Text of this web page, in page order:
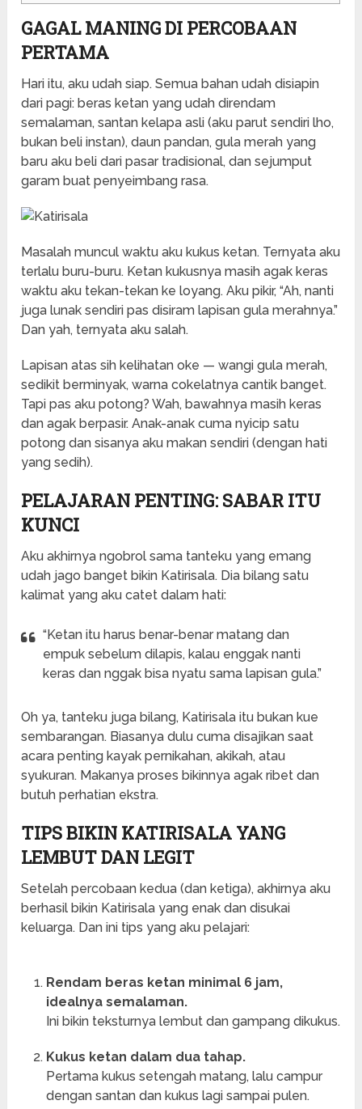
GAGAL MANING DI PERCOBAAN
PERTAMA
Hari itu, aku udah siap. Semua bahan udah disiapin
dari pagi: beras ketan yang udah direndam
semalaman, santan kelapa asli (aku parut sendiri lho,
bukan beli instan), daun pandan, gula merah yang
baru aku beli dari pasar tradisional, dan sejumput
garam buat penyeimbang rasa.
Masalah muncul waktu aku kukus ketan. Ternyata aku
terlalu buru-buru. Ketan kukusnya masih agak keras
waktu aku tekan-tekan ke loyang. Aku pikir, “Ah, nanti
juga lunak sendiri pas disiram lapisan gula merahnya.”
Dan yah, ternyata aku salah.
Lapisan atas sih kelihatan oke — wangi gula merah,
sedikit berminyak, warna cokelatnya cantik banget.
Tapi pas aku potong? Wah, bawahnya masih keras
dan agak berpasir. Anak-anak cuma nyicip satu
potong dan sisanya aku makan sendiri (dengan hati
yang sedih).
PELAJARAN PENTING: SABAR ITU
KUNCI
Aku akhirnya ngobrol sama tanteku yang emang
udah jago banget bikin Katirisala. Dia bilang satu
kalimat yang aku catet dalam hati:
“Ketan itu harus benar-benar matang dan
empuk sebelum dilapis, kalau enggak nanti
keras dan nggak bisa nyatu sama lapisan gula.”
Oh ya, tanteku juga bilang, Katirisala itu bukan kue
sembarangan. Biasanya dulu cuma disajikan saat
acara penting kayak pernikahan, akikah, atau
syukuran. Makanya proses bikinnya agak ribet dan
butuh perhatian ekstra.
TIPS BIKIN KATIRISALA YANG
LEMBUT DAN LEGIT
Setelah percobaan kedua (dan ketiga), akhirnya aku
berhasil bikin Katirisala yang enak dan disukai
keluarga. Dan ini tips yang aku pelajari:
Rendam beras ketan minimal 6 jam,
idealnya semalaman.
Ini bikin teksturnya lembut dan gampang dikukus.
Kukus ketan dalam dua tahap.
Pertama kukus setengah matang, lalu campur
dengan santan dan kukus lagi sampai pulen.